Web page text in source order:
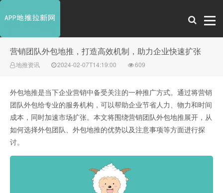
营销团队外包地推，打造高效机制，助力企业快速扩张
地推资讯 2024-02-07T14:19:00 609
外包地推是当下企业营销中备受关注的一种推广方式。通过将营销
团队外包给专业的服务机构，可以帮助企业节省人力、物力和时间
成本，同时加速市场扩张。本文将围绕营销团队外包地推展开，从
如何选择外包团队、外包地推的优势以及注意事项等方面进行探
讨。